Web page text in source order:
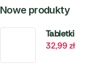
Nowe produkty
Tabletki
Biologiczne Do
32,99zł